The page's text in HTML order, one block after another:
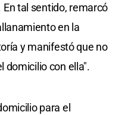
tal sentido, remarcó
en la
y manifestó que no
domicilio con ella".
para el